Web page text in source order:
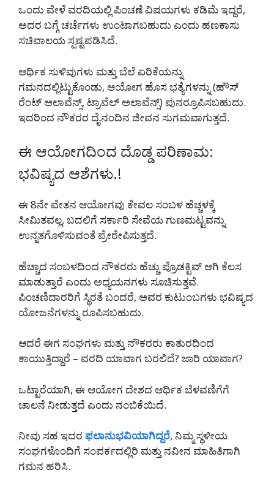
ಒಂದು ವೇಳೆ ವರದಿಯಲ್ಲಿ ಪಿಂಚಣೆ ವಿಷಯಗಳು ಕಡಿಮೆ ಇದ್ದರೆ,
ಅದರ ಬಗ್ಗೆ ಚರ್ಚೆಗಳು ಉಂಟಾಗಬಹುದು ಎಂದು ಹಣಕಾಸು
ಸಚಿವಾಲಯ ಸ್ಪಷ್ಟಪಡಿಸಿದೆ.
ಆರ್ಥಿಕ ಸುಳಿವುಗಳು ಮತ್ತು ಬೆಲೆ ಏರಿಕೆಯನ್ನು
ಗಮನದಲ್ಲಿಟ್ಟುಕೊಂಡು, ಆಯೋಗ ಹೊಸ ಭತ್ಯೆಗಳನ್ನು (ಹೌಸ್
ರೆಂಟ್ ಅಲಾವೆನ್ಸ್, ಟ್ರಾವೆಲ್ ಅಲಾವೆನ್ಸ್) ಪುನರ್ರೂಪಿಸಬಹುದು.
ಇದರಿಂದ ನೌಕರರ ದೈನಂದಿನ ಜೀವನ ಸುಗಮವಾಗುತ್ತದೆ.
ಈ ಆಯೋಗದಿಂದ ದೊಡ್ಡ ಪರಿಣಾಮ:
ಭವಿಷ್ಯದ ಆಶೆಗಳು.!
ಈ 8ನೇ ವೇತನ ಆಯೋಗವು ಕೇವಲ ಸಂಬಳ ಹೆಚ್ಚಳಕ್ಕೆ
ಸೀಮಿತವಲ್ಲ, ಬದಲಿಗೆ ಸರ್ಕಾರಿ ಸೇವೆಯ ಗುಣಮಟ್ಟವನ್ನು
ಉನ್ನತಗೊಳಿಸುವಂತೆ ಪ್ರೇರೇಪಿಸುತ್ತದೆ.
ಹೆಚ್ಚಾದ ಸಂಬಳದಿಂದ ನೌಕರರು ಹೆಚ್ಚು ಪ್ರೊಡಕ್ಟಿವ್ ಆಗಿ ಕೆಲಸ
ಮಾಡುತ್ತಾರೆ ಎಂದು ಅಧ್ಯಯನಗಳು ಸೂಚಿಸುತ್ತವೆ.
ಪಿಂಚಣಿದಾರರಿಗೆ ಸ್ಥಿರತೆ ಬಂದರೆ, ಅವರ ಕುಟುಂಬಗಳು ಭವಿಷ್ಯದ
ಯೋಜನೆಗಳನ್ನು ರೂಪಿಸಬಹುದು.
ಆದರೆ ಈಗ ಸಂಘಗಳು ಮತ್ತು ನೌಕರರು ಕಾತುರದಿಂದ
ಕಾಯುತ್ತಿದ್ದಾರೆ – ವರದಿ ಯಾವಾಗ ಬರಲಿದೆ? ಜಾರಿ ಯಾವಾಗ?
ಒಟ್ಟಾರೆಯಾಗಿ, ಈ ಆಯೋಗ ದೇಶದ ಆರ್ಥಿಕ ಬೆಳವಣಿಗೆಗೆ
ಚಾಲನೆ ನೀಡುತ್ತದೆ ಎಂದು ನಂಬಿಕೆಯಿದೆ.
ನೀವು ಸಹ ಇದರ ಫಲಾನುಭವಿಯಾಗಿದ್ದರೆ, ನಿಮ್ಮ ಸ್ಥಳೀಯ
ಸಂಘಗಳೊಂದಿಗೆ ಸಂಪರ್ಕದಲ್ಲಿರಿ ಮತ್ತು ನವೀನ ಮಾಹಿತಿಗಾಗಿ
ಗಮನ ಹರಿಸಿ.